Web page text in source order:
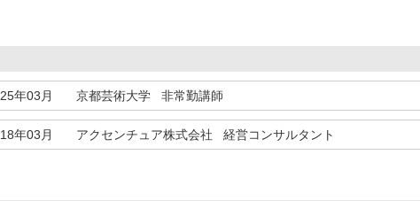
年03月 京都芸術大学 非常勤講師
年03月 アクセンチュア株式会社 経営コンサルタント